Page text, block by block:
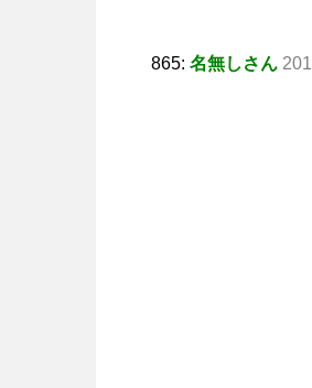
865: 名無しさん